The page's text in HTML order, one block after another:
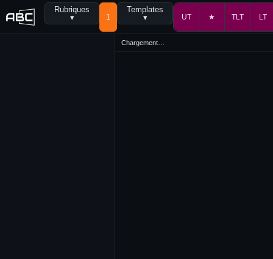
Rubriques
▾
1
Templates
▾
UT ★ TLT LT
Chargement…